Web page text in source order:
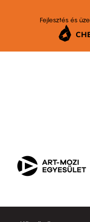
Fejlesztés és